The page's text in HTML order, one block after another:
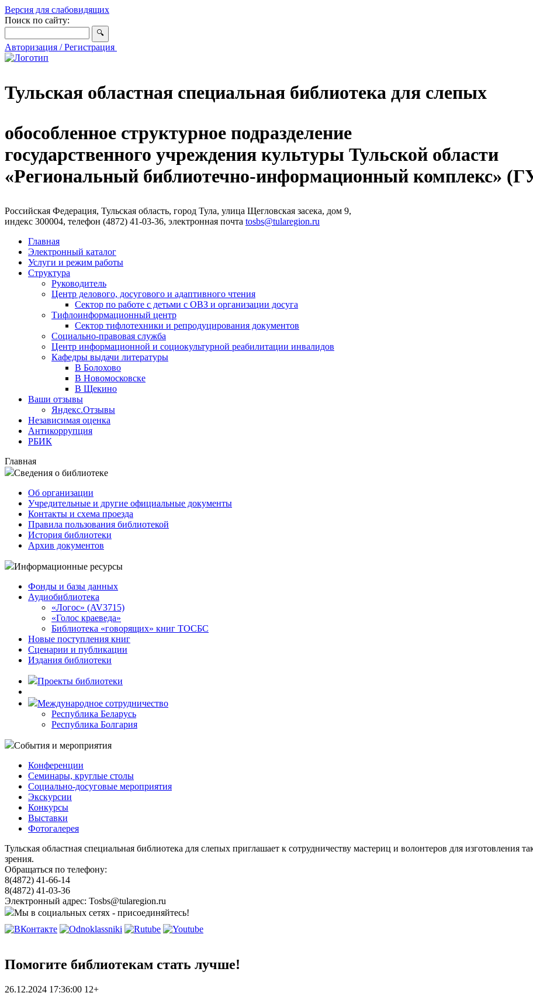
Версия для слабовидящих
Поиск по сайту:
Авторизация / Регистрация
Тульская областная специальная библиотека для слепых
обособленное структурное подразделение
государственного учреждения культуры Тульской области
«Региональный библиотечно-информационный комплекс»
Российская Федерация, Тульская область, город Тула, улица Щегловская засека, дом 9,
индекс 300004, телефон (4872) 41-03-36, электронная почта tosbs@tularegion.ru
Главная
Электронный каталог
Услуги и режим работы
Структура
Руководитель
Центр делового, досугового и адаптивного чтения
Сектор по работе с детьми с ОВЗ и организации досуга
Тифлоинформационный центр
Сектор тифлотехники и репродуцирования документов
Социально-правовая служба
Центр информационной и социокультурной реабилитации инвалидов
Кафедры выдачи литературы
В Болохово
В Новомосковске
В Щекино
Ваши отзывы
Яндекс.Отзывы
Независимая оценка
Антикоррупция
РБИК
Главная
Сведения о библиотеке
Об организации
Учредительные и другие официальные документы
Контакты и схема проезда
Правила пользования библиотекой
История библиотеки
Архив документов
Информационные ресурсы
Фонды и базы данных
Аудиобиблиотека
«Логос» (AV3715)
«Голос краеведа»
Библиотека «говорящих» книг ТОСБС
Новые поступления книг
Сценарии и публикации
Издания библиотеки
Проекты библиотеки
Международное сотрудничество
Республика Беларусь
Республика Болгария
События и мероприятия
Конференции
Семинары, круглые столы
Социально-досуговые мероприятия
Экскурсии
Конкурсы
Выставки
Фотогалерея
Тульская областная специальная библиотека для слепых приглашает к сотрудничеству мастериц и волонтеров для
зрения.
Обращаться по телефону:
8(4872) 41-66-14
8(4872) 41-03-36
Электронный адрес: Tosbs@tularegion.ru
Мы в социальных сетях - присоединяйтесь!
Помогите библиотекам стать лучше!
26.12.2024 17:36:00 12+